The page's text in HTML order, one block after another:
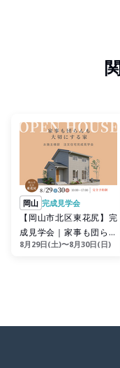
岡山 完成見学会
【岡山市北区東花尻】完
成見学会｜家事も団らん
も大切にする家
8月29日(土)〜8月30日(日)